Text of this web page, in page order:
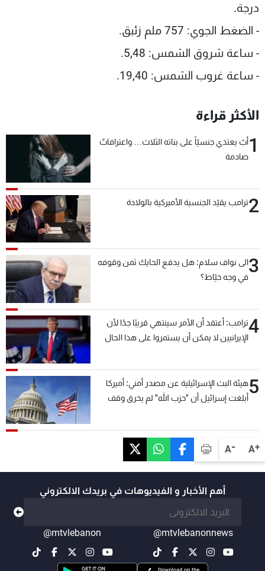
A+
A-
درجة.
- الضغط الجوي: 757 ملم زئبق.
- ساعة شروق الشمس: 5,48.
- ساعة غروب الشمس: 19,40.
الأكثر قراءة
1أبٌ يعتدي جنسيّاً على بناته الثلاث… واعترافاتٌ
صادمة
2ترامب يقيّد الجنسية الأميركية بالولادة
3الى نواف سلام: هل يدفع الحايك ثمن وقوفه
في وجه خيّاط؟
4ترامب: أعتقد أن الأمر سينتهي قريبًا جدًا لأن
الإيرانيين لا يمكن أن يستمروا على هذا الحال
5هيئة البث الإسرائيلية عن مصدر أمني: أميركا
أبلغت إسرائيل أن "حزب الله" لم يخرق وقف
أهم الأخبار و الفيديوهات في بريدك الالكتروني
@mtvlebanonnews
@mtvlebanon